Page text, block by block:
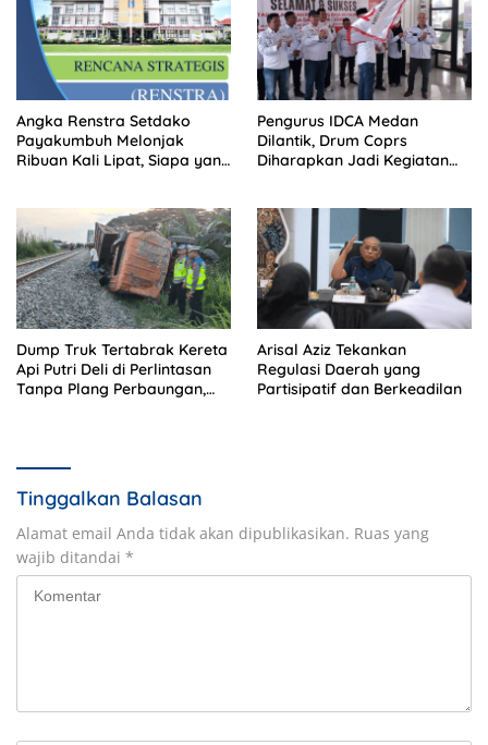
Angka Renstra Setdako
Payakumbuh Melonjak
Ribuan Kali Lipat, Siapa yang
Pengurus IDCA Medan
Dilantik, Drum Coprs
Diharapkan Jadi Kegiatan
Dump Truk Tertabrak Kereta
Api Putri Deli di Perlintasan
Tanpa Plang Perbaungan,
Arisal Aziz Tekankan
Regulasi Daerah yang
Partisipatif dan Berkeadilan
Tinggalkan Balasan
Alamat email Anda tidak akan dipublikasikan. Ruas yang
wajib ditandai *